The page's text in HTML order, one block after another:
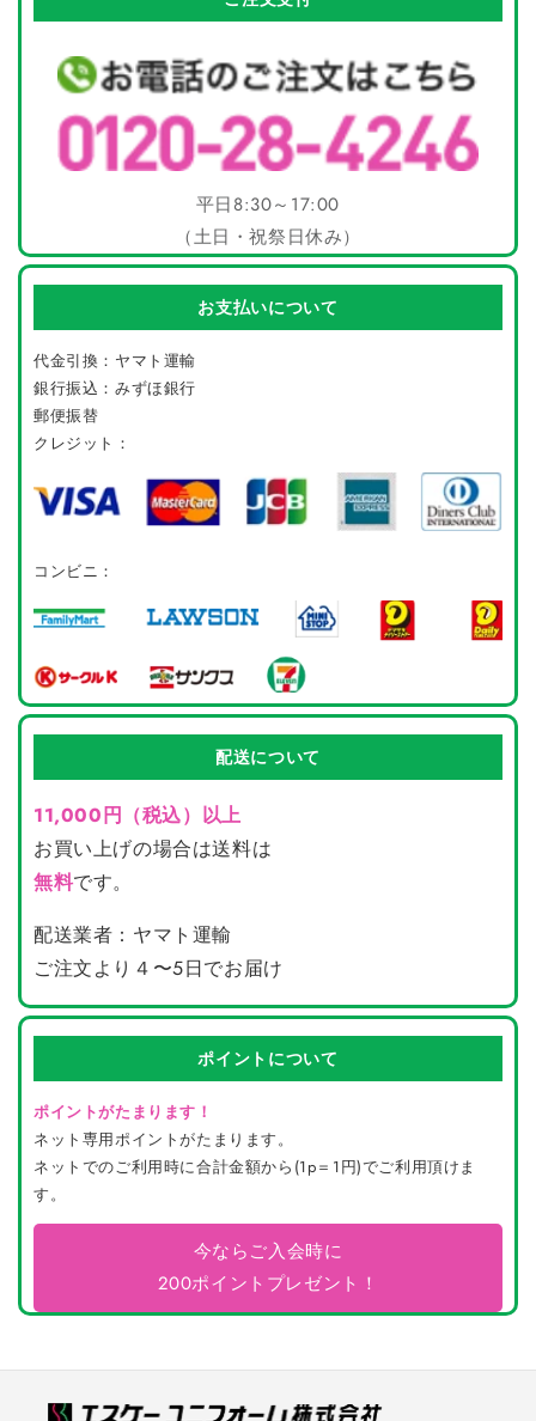
す
す
平日8:30～17:00
（土日・祝祭日休み）
お支払いについて
代金引換：ヤマト運輸
銀行振込：みずほ銀行
郵便振替
クレジット：
コンビニ：
配送について
11,000円（税込）以上
お買い上げの場合は送料は
無料です。
配送業者：ヤマト運輸
ご注文より４〜5日でお届け
ポイントについて
ポイントがたまります！
ネット専用ポイントがたまります。
ネットでのご利用時に合計金額から(1p＝1円)でご利用頂けま
す。
今ならご入会時に
200ポイントプレゼント！